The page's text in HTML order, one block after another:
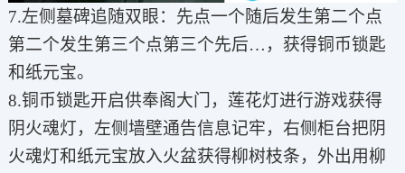
7.左侧墓碑追随双眼：先点一个随后发生第二个点
第二个发生第三个点第三个先后…，获得铜币锁匙
和纸元宝。
8.铜币锁匙开启供奉阁大门，莲花灯进行游戏获得
阴火魂灯，左侧墙壁通告信息记牢，右侧柜台把阴
火魂灯和纸元宝放入火盆获得柳树枝条，外出用柳